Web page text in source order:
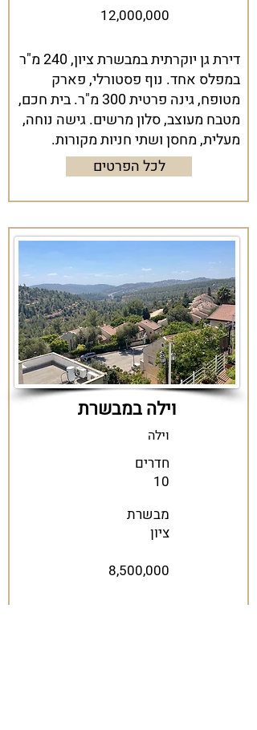
12,000,000
דירת גן יוקרתית במבשרת ציון, 240 מ"ר
במפלס אחד. נוף פסטורלי, פארק
מטופח, גינה פרטית 300 מ"ר. בית חכם,
מטבח מעוצב, סלון מרשים. גישה נוחה,
מעלית, מחסן ושתי חניות מקורות.
לכל הפרטים
וילה במבשרת
וילה
חדרים
10
מבשרת
ציון
8,500,000